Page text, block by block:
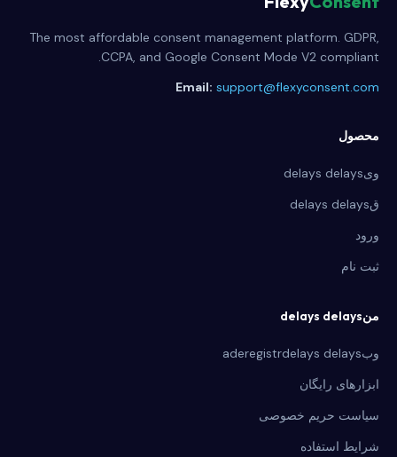
The most affordable consent management platform. GDPR,
CCPA, and Google Consent Mode V2 compliant.
Email: support@flexyconsent.com
محصول
ویdelays delays
قdelays delays
ورود
ثبت نام
منdelays delays
وبaderegistrdelays delays
ابزارهای رایگان
سیاست حریم خصوصی
شرایط استفاده